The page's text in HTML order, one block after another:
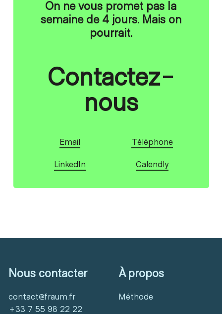
On ne vous promet pas la
semaine de 4 jours. Mais on
pourrait.
Contactez-
nous
Email Téléphone
LinkedIn Calendly
Nous contacter
contact@fraum.fr
+33 7 55 98 22 22
À propos
Méthode